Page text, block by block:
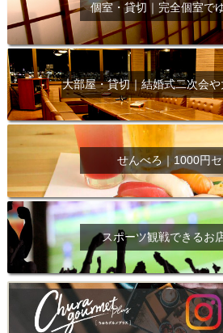
個室・貸切｜完全個室で
大部屋・貸切｜結婚式二次会
せんべろ｜1000円
スポーツ観戦できるお